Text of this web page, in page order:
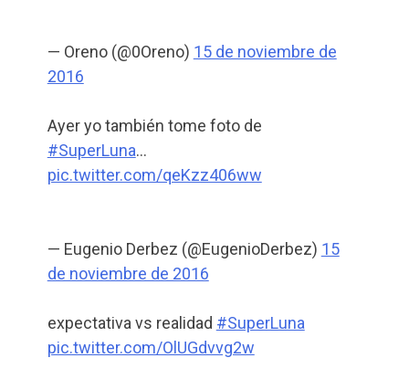
— Oreno (@0Oreno) 15 de noviembre de
2016
Ayer yo también tome foto de
#SuperLuna…
pic.twitter.com/qeKzz406ww
— Eugenio Derbez (@EugenioDerbez) 15
de noviembre de 2016
expectativa vs realidad #SuperLuna
pic.twitter.com/OlUGdvvg2w